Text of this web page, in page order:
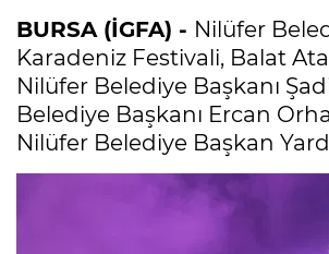
BURSA (İGFA) - Nilüfer
Karadeniz Festivali, Balat
Nilüfer Belediye Başkanı
Belediye Başkanı Ercan
Nilüfer Belediye Başkan